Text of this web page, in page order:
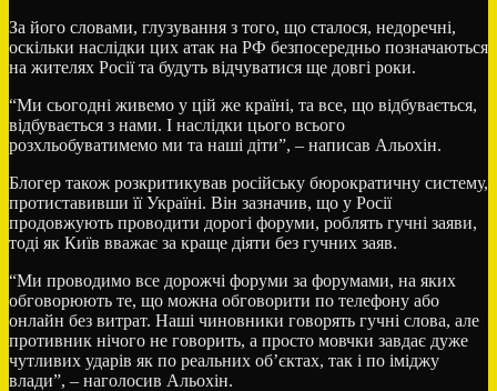
За його словами, глузування з того, що сталося, недоречні,
оскільки наслідки цих атак на РФ безпосередньо позначаються
на жителях Росії та будуть відчуватися ще довгі роки.
“Ми сьогодні живемо у цій же країні, та все, що відбувається,
відбувається з нами. І наслідки цього всього
розхльобуватимемо ми та наші діти”, – написав Альохін.
Блогер також розкритикував російську бюрократичну систему,
протиставивши її Україні. Він зазначив, що у Росії
продовжують проводити дорогі форуми, роблять гучні заяви,
тоді як Київ вважає за краще діяти без гучних заяв.
“Ми проводимо все дорожчі форуми за форумами, на яких
обговорюють те, що можна обговорити по телефону або
онлайн без витрат. Наші чиновники говорять гучні слова, але
противник нічого не говорить, а просто мовчки завдає дуже
чутливих ударів як по реальних об’єктах, так і по іміджу
влади”, – наголосив Альохін.